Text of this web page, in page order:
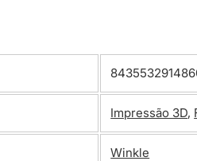
Impressão 3D,
Winkle